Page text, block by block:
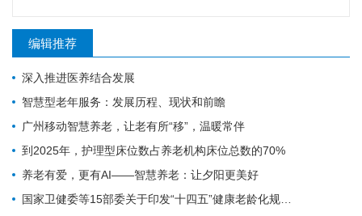
编辑推荐
深入推进医养结合发展
智慧型老年服务：发展历程、现状和前瞻
广州移动智慧养老，让老有所“移”，温暖常伴
到2025年，护理型床位数占养老机构床位总数的70%
养老有爱，更有AI——智慧养老：让夕阳更美好
国家卫健委等15部委关于印发“十四五”健康老龄化规划的通知